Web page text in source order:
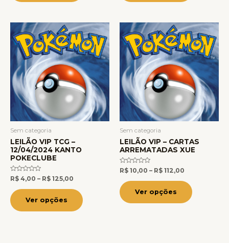
Sem categoria
LEILÃO VIP TCG –
12/04/2024 KANTO
POKECLUBE
Avaliação
0
5
R$ 4,00 – R$ 125,00
Price
range:
R$ 4,00
through
R$ 125,00
Ver opções
Este
produto
tem
várias
variantes.
As
opções
podem
Sem categoria
LEILÃO VIP – CARTAS
ARREMATADAS XUE
Avaliação
0
5
R$ 10,00 – R$ 112,00
Price
range:
R$ 10,00
through
R$ 112,00
Ver opções
Este
produto
tem
várias
variantes.
As
opções
podem
escolhidas
produto